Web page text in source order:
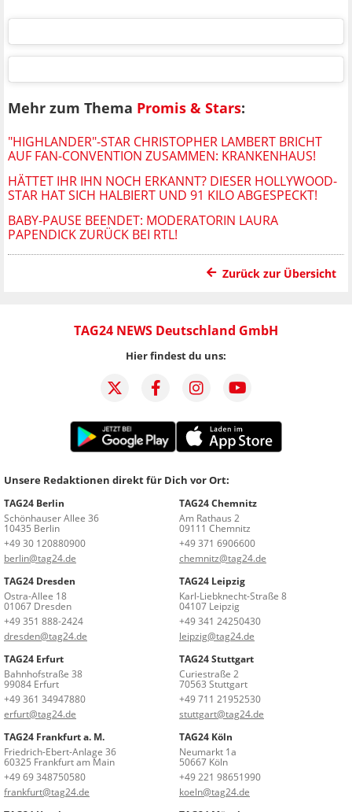
Mehr zum Thema Promis & Stars:
"HIGHLANDER"-STAR CHRISTOPHER LAMBERT BRICHT
AUF FAN-CONVENTION ZUSAMMEN: KRANKENHAUS!
HÄTTET IHR IHN NOCH ERKANNT? DIESER HOLLYWOOD-
STAR HAT SICH HALBIERT UND 91 KILO ABGESPECKT!
BABY-PAUSE BEENDET: MODERATORIN LAURA
PAPENDICK ZURÜCK BEI RTL!
Zurück zur Übersicht
TAG24 NEWS Deutschland GmbH
Hier findest du uns:
Unsere Redaktionen direkt für Dich vor Ort:
TAG24 Berlin
Schönhauser Allee 36
10435 Berlin
+49 30 120880900
berlin@tag24.de
TAG24 Chemnitz
Am Rathaus 2
09111 Chemnitz
+49 371 6906600
chemnitz@tag24.de
TAG24 Dresden
Ostra-Allee 18
01067 Dresden
+49 351 888-2424
dresden@tag24.de
TAG24 Leipzig
Karl-Liebknecht-Straße 8
04107 Leipzig
+49 341 24250430
leipzig@tag24.de
TAG24 Erfurt
Bahnhofstraße 38
99084 Erfurt
+49 361 34947880
erfurt@tag24.de
TAG24 Stuttgart
Curiestraße 2
70563 Stuttgart
+49 711 21952530
stuttgart@tag24.de
TAG24 Frankfurt a. M.
Friedrich-Ebert-Anlage 36
60325 Frankfurt am Main
+49 69 348750580
frankfurt@tag24.de
TAG24 Köln
Neumarkt 1a
50667 Köln
+49 221 98651990
koeln@tag24.de